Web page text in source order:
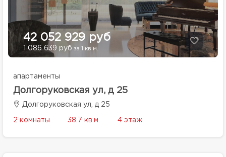
42 052 929 руб
1 086 639 руб за 1 кв.м.
апартаменты
Долгоруковская ул, д 25
Долгоруковская ул, д 25
2 комнаты 38.7 кв.м. 4 этаж